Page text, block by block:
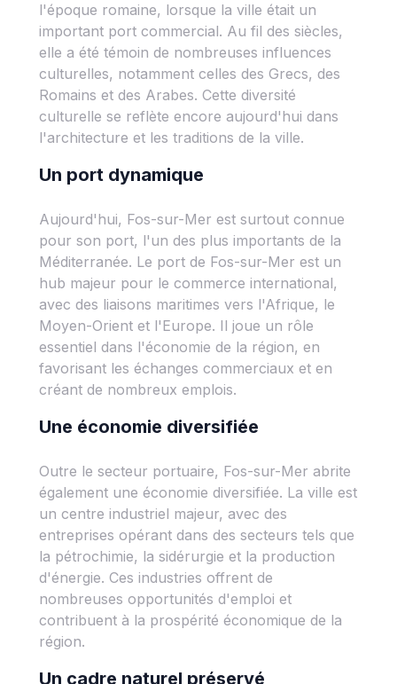
l'époque romaine, lorsque la ville était un
important port commercial. Au fil des siècles,
elle a été témoin de nombreuses influences
culturelles, notamment celles des Grecs, des
Romains et des Arabes. Cette diversité
culturelle se reflète encore aujourd'hui dans
l'architecture et les traditions de la ville.
Un port dynamique
Aujourd'hui, Fos-sur-Mer est surtout connue
pour son port, l'un des plus importants de la
Méditerranée. Le port de Fos-sur-Mer est un
hub majeur pour le commerce international,
avec des liaisons maritimes vers l'Afrique, le
Moyen-Orient et l'Europe. Il joue un rôle
essentiel dans l'économie de la région, en
favorisant les échanges commerciaux et en
créant de nombreux emplois.
Une économie diversifiée
Outre le secteur portuaire, Fos-sur-Mer abrite
également une économie diversifiée. La ville est
un centre industriel majeur, avec des
entreprises opérant dans des secteurs tels que
la pétrochimie, la sidérurgie et la production
d'énergie. Ces industries offrent de
nombreuses opportunités d'emploi et
contribuent à la prospérité économique de la
région.
Un cadre naturel préservé